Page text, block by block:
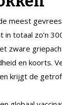
meest
in totaal zo’n
zware
en koorts.
krijgt de